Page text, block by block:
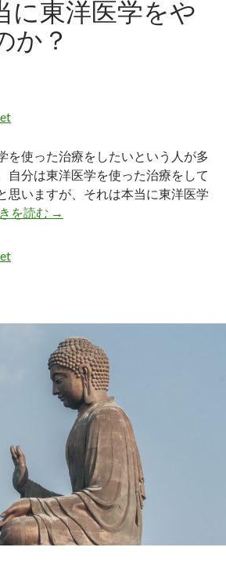
に東洋医学をや
か？
を使った治療をしたいという人が多
自分は東洋医学を使った治療をして
思いますが、それは本当に東洋医学
を読む 東洋医学の治療をしている人
→